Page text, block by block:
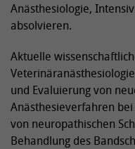
Anästhesiologie,
absolvieren.
Aktuelle
und Evaluierung von
Anästhesieverfahren
von neuropathischen
Behandlung des